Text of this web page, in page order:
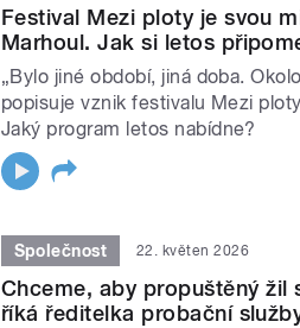
Festival Mezi ploty je svou
Marhoul. Jak si letos
„Bylo jiné období, jiná doba.
popisuje vznik festivalu Mezi
Jaký program letos nabídne?
Společnost 22. květen 2026
Chceme, aby propuštěný žil
říká ředitelka probační